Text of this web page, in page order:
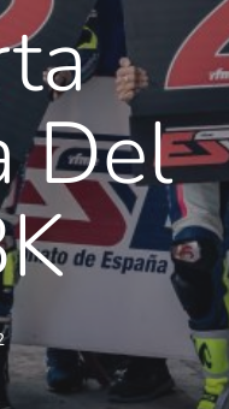
Del